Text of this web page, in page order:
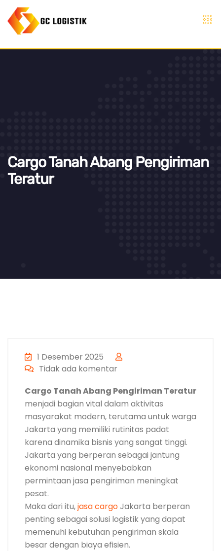
Cargo Tanah Abang Pengiriman
Teratur
1 Desember 2025
Tidak ada komentar
Cargo Tanah Abang Pengiriman Teratur
menjadi bagian vital dalam aktivitas
masyarakat modern, terutama untuk warga
Jakarta yang memiliki rutinitas padat
karena dinamika bisnis yang sangat tinggi.
Jakarta yang berperan sebagai jantung
ekonomi nasional menyebabkan
permintaan jasa pengiriman meningkat
pesat.
Maka dari itu,jasa cargoJakarta berperan
penting sebagai solusi logistik yang dapat
memenuhi kebutuhan pengiriman skala
besar dengan biaya efisien.